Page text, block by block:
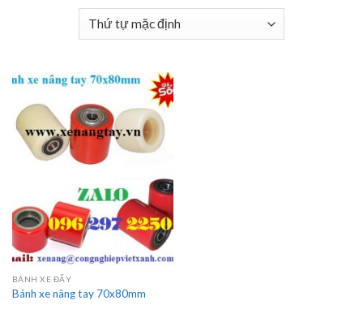
BÁNH XE ĐẨY
Bánh xe nâng tay 70x80mm